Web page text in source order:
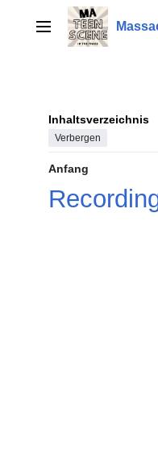
springenHauptmenü
Inhaltsverzeichnis
Verbergen
Anfang